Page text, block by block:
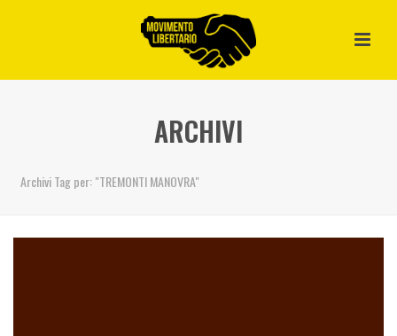
ARCHIVI
Archivi Tag per: "TREMONTI MANOVRA"